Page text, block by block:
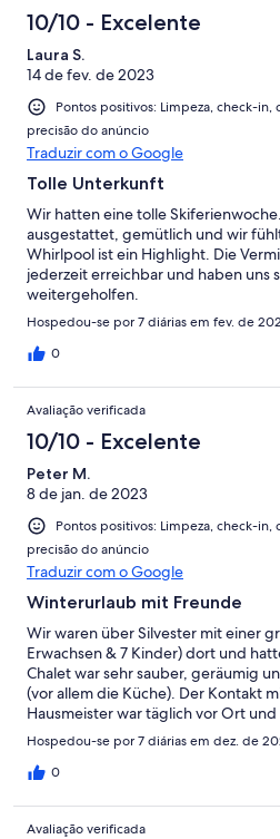
10/10 - Excelente
Laura S.
14 de fev. de 2023
Pontos positivos: Limpeza, check-in,
precisão do anúncio
Traduzir com o Google
Tolle Unterkunft
Wir hatten eine tolle
ausgestattet, gemütlich und wir
Whirlpool ist ein Highlight. Die
jederzeit erreichbar und haben uns
weitergeholfen.
Hospedou-se por 7 diárias em fev. de
0
Avaliação verificada
10/10 - Excelente
Peter M.
8 de jan. de 2023
Pontos positivos: Limpeza, check-in,
precisão do anúncio
Traduzir com o Google
Winterurlaub mit Freunde
Wir waren über Silvester mit einer
Erwachsen & 7 Kinder) dort und
Chalet war sehr sauber, geräumig
(vor allem die Küche). Der Kontakt
Hausmeister war täglich vor Ort
Hospedou-se por 7 diárias em dez. de
0
Avaliação verificada